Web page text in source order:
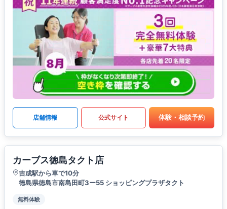
店舗情報 公式サイト 体験・相談予約
カーブス徳島タクト店
吉成駅から車で10分
徳島県徳島市南島田町3ー55 ショッピングプラザタクト
無料体験